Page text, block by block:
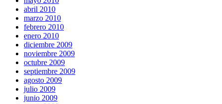
abril 2010
marzo 2010
febrero 2010
enero 2010
diciembre 2009
noviembre 2009
octubre 2009
septiembre 2009
agosto 2009
julio 2009
junio 2009